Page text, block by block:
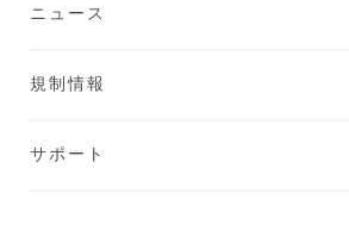
ニュース
規制情報
サポート